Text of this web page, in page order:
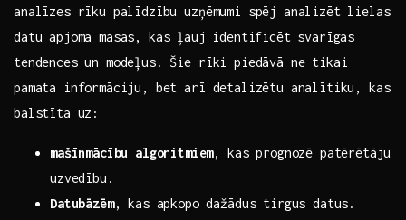
analīzes rīku palīdzību‍ uzņēmumi spēj analizēt lielas
datu apjoma masas, kas⁤ ļauj identificēt‍ svarīgas
tendences un modeļus. ‍Šie rīki piedāvā ne tikai
pamata informāciju, bet arī detalizētu analītiku, kas
balstīta uz:
mašīnmācību algoritmiem, kas prognozē patērētāju
uzvedību.
Datubāzēm, kas apkopo dažādus tirgus datus.